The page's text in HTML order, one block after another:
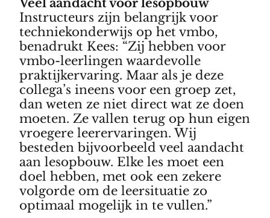
Instructeurs zijn belangrijk voor
techniekonderwijs op het vmbo,
benadrukt Kees: “Zij hebben voor
vmbo-leerlingen waardevolle
praktijkervaring. Maar als je deze
collega’s ineens voor een groep zet,
dan weten ze niet direct wat ze doen
moeten. Ze vallen terug op hun eigen
vroegere leerervaringen. Wij
besteden bijvoorbeeld veel aandacht
aan lesopbouw. Elke les moet een
doel hebben, met ook een zekere
volgorde om de leersituatie zo
optimaal mogelijk in te vullen.”